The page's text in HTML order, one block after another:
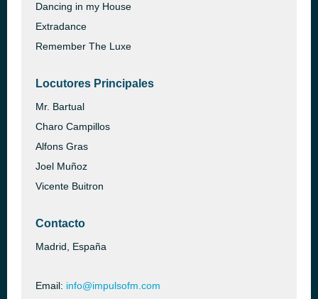
Dancing in my House
Extradance
Remember The Luxe
Locutores Principales
Mr. Bartual
Charo Campillos
Alfons Gras
Joel Muñoz
Vicente Buitron
Contacto
Madrid, España
Email: info@impulsofm.com